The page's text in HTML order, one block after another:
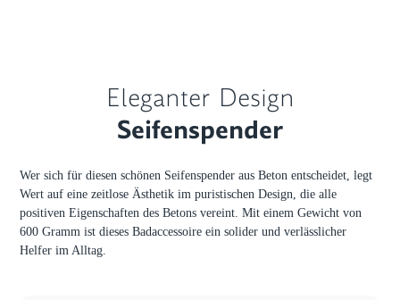
Eleganter Design
Seifenspender
Wer sich für diesen schönen Seifenspender aus Beton entscheidet, legt
Wert auf eine zeitlose Ästhetik im puristischen Design, die alle
positiven Eigenschaften des Betons vereint. Mit einem Gewicht von
600 Gramm ist dieses Badaccessoire ein solider und verlässlicher
Helfer im Alltag.